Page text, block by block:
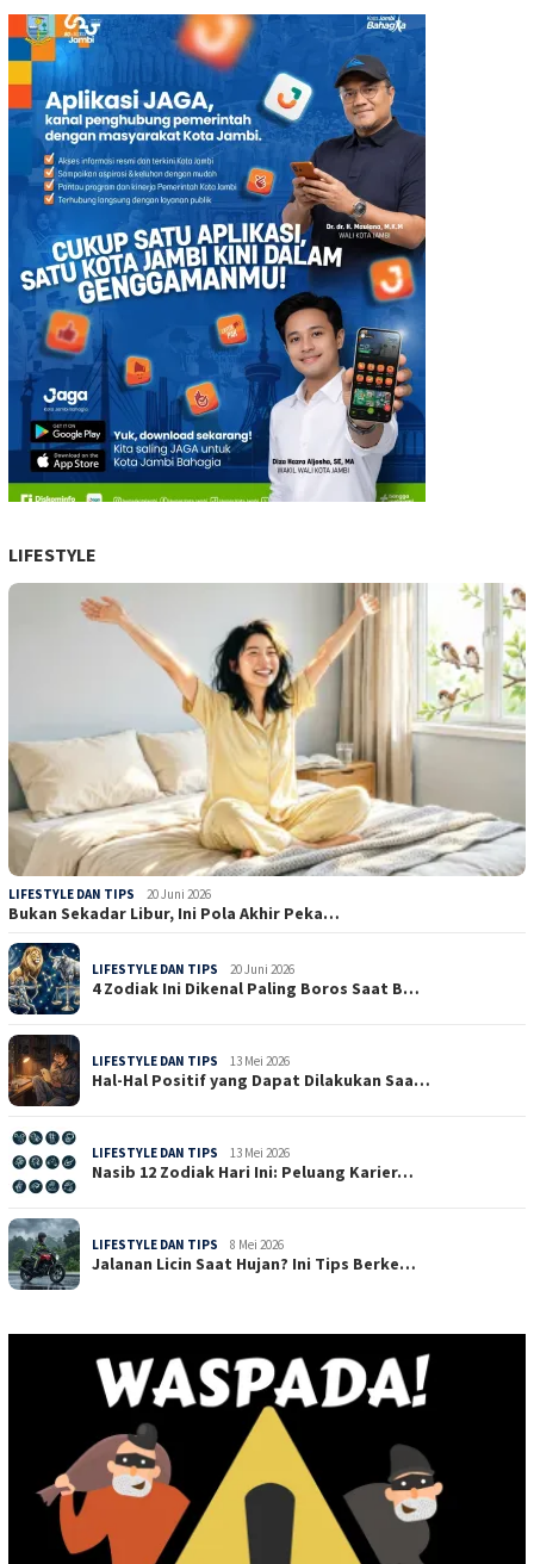
LIFESTYLE
LIFESTYLE DAN TIPS 20 Juni 2026
Bukan Sekadar Libur, Ini Pola Akhir Peka…
LIFESTYLE DAN TIPS 20 Juni 2026
4 Zodiak Ini Dikenal Paling Boros Saat B…
LIFESTYLE DAN TIPS 13 Mei 2026
Hal-Hal Positif yang Dapat Dilakukan Saa…
LIFESTYLE DAN TIPS 13 Mei 2026
Nasib 12 Zodiak Hari Ini: Peluang Karier…
LIFESTYLE DAN TIPS 8 Mei 2026
Jalanan Licin Saat Hujan? Ini Tips Berke…